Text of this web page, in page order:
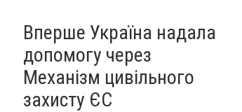
Вперше Україна надала
допомогу через
Механізм цивільного
захисту ЄС